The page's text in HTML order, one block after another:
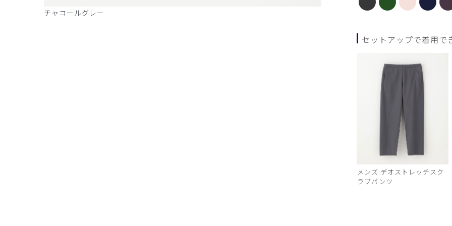
チャコールグレー ディープグリーン
セットアップで着用で
メンズ:デオストレッチスク
ラブパンツ